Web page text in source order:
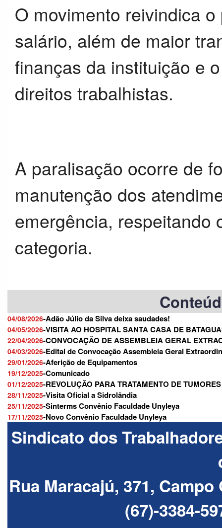
O movimento reivindica
salário, além de maior
finanças da instituição e
direitos trabalhistas.
A paralisação ocorre de
manutenção dos
emergência, respeitando
categoria.
04/08/2026-Adão Júlio da Silva deixa saudades!
04/05/2026-VISITA AO HOSPITAL SANTA CASA DE
22/04/2026-CONVOCAÇÃO DE ASSEMBLEIA GERAL
04/03/2026-Edital de Convocação Assembleia Geral
29/01/2026-Aferição de Equipamentos
19/12/2025-Comunicado
01/12/2025-REVOLUÇÃO PARA TRATAMENTO DE
28/11/2025-Visita Oficial a Sidrolândia
25/11/2025-Sinterms Convênio Faculdade Unyleya
17/11/2025-Novo Convênio Faculdade Unyleya
Sindicato dos
Rua Maracajú, 371,
(67)-3384-